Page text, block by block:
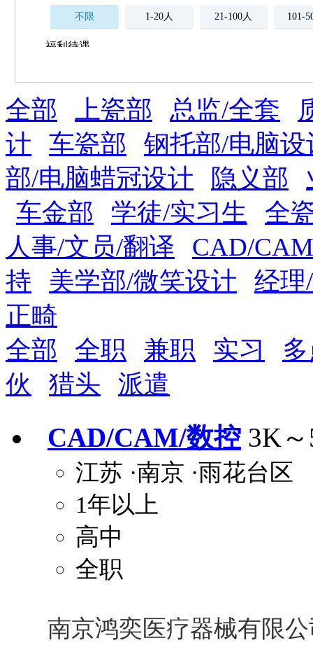
不限 1-20人 21-100人 101-
福利待遇
薪资与社保
五险 住房公积金 企业
全勤奖 加班补助 全薪病假 股票
法定节假日三薪 工龄奖 带薪年假 年终
晋升与政策
8小时工作制 周末双休 职称晋升 政府人
安排进修 科研启动金 安家费 无需
关怀与福利
包住 包吃 住房补贴
定期团建 节日福利 班车接送 免息
解决户口 事业编制
全部 上瓷部 总监/全套
计
车瓷部
钢托部/电脑
部/电脑蜡冠设计
隐义部
车金部
学徒/实习生
全
人事/文员/翻译
CAD/
持
美学部/微笑设计
经理
正畸
全部
全职 兼职 实习
伙
猎头 派遣
CAD/CAM/数控 3K
江苏 ·南京 ·雨花台区
1年以上
高中
全职
南京鸿奕医疗器械有限